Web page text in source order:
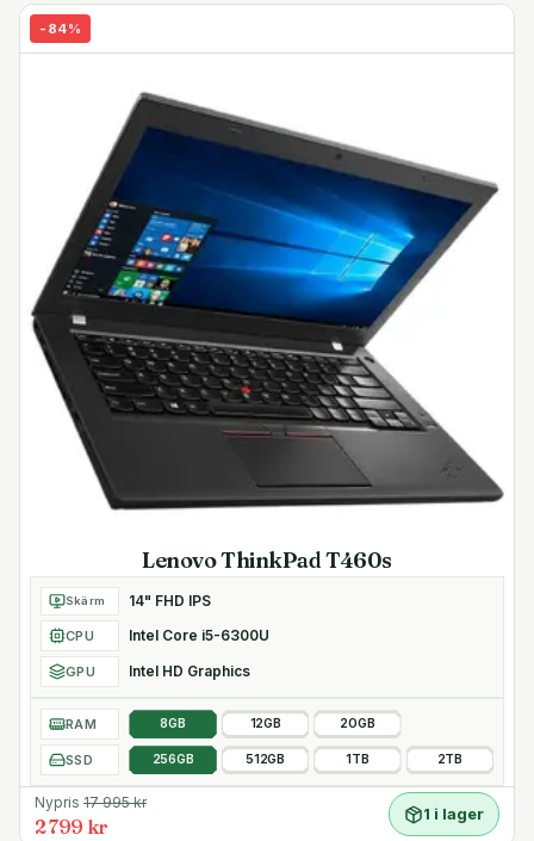
- 84%
Lenovo ThinkPad T460s
Skärm 14" FHD IPS
CPU Intel Core i5-6300U
GPU Intel HD Graphics
RAM 8GB 12GB 20GB
SSD 256GB 512GB 1TB 2TB
Nypris 17 995kr
2 799 kr
1 i lager